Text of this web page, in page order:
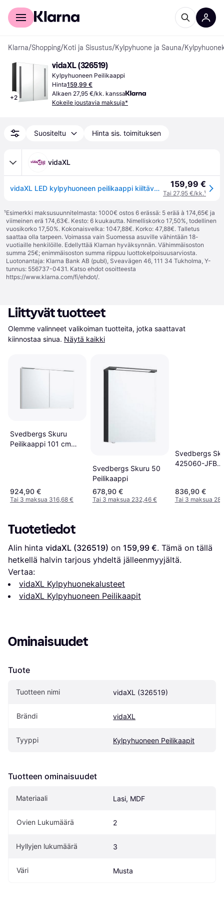
Kuluttajille
Klarna/Shopping/Koti ja Sisustus/Kylpyhuone ja Sauna/
+2
vidaXL (326519)
Kylpyhuoneen Peilikaappi
Hinta159,99 €
Alkaen 27,95 €/kk. kanssa
Kokeile joustavia maksuja*
Suositeltu Hinta sis. toimituksen
vidaXL
vidaXL LED kylpyhuoneen peilikaappi kiiltävä musta 62x14x60 cm 159,99 €
Tai 27,95 €/kk.¹
¹Esimerkki maksusuunnitelmasta: 1000€ ostos 6 erässä: 5 erää à 174,65€ ja
viimeinen erä 174,63€. Kesto: 6 kuukautta. Nimelliskorko 17,50%, todellinen
vuosikorko 17,50%. Kokonaisvelka: 1047,88€. Korko: 47,88€. Talletus
saattaa olla tarpeen. Voimassa vain Suomessa asuville vähintään 18-
vuotiaille henkilöille. Edellyttää Klarnan hyväksynnän. Vähimmäisoston
summa 25€; enimmäisoston summa riippuu luottokelpoisuusarviosta.
Luotonantaja: Klarna Bank AB (publ), Sveavägen 46, 111 34 Tukholma, Y-
tunnus: 556737-0431. Katso ehdot osoitteesta
https://www.klarna.com/fi/ehdot/.
Liittyvät tuotteet
Olemme valinneet valikoiman tuotteita, jotka saattavat
kiinnostaa sinua. Näytä kaikki
Svedbergs Skuru
Peilikaappi 101 cm
924,90 €
Tai 3 maksua 316,68 €
Svedbergs Skuru 50
Peilikaappi
678,90 €
Tai 3 maksua 232,46 €
Svedbergs
425060-JFB
836,90 €
Tai 3 maksua
Tuotetiedot
Alin hinta vidaXL (326519) on 159,99 €. Tämä on tällä
hetkellä halvin tarjous yhdeltä jälleenmyyjältä.
Vertaa:
vidaXL Kylpyhuonekalusteet
vidaXL Kylpyhuoneen Peilikaapit
Ominaisuudet
Tuote
Tuotteen nimi vidaXL (326519)
Brändi vidaXL
Tyyppi Kylpyhuoneen Peilikaapit
Tuotteen ominaisuudet
Materiaali Lasi, MDF
Ovien Lukumäärä 2
Hyllyjen lukumäärä 3
Väri Musta